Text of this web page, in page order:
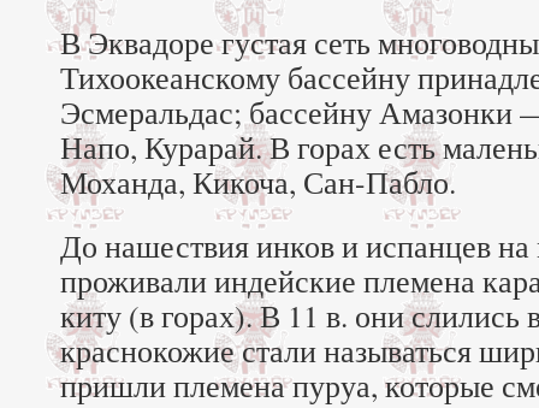
В Эквадоре густая сеть
Тихоокеанскому бассейну
Эсмеральдас; бассейну Амазонки
Напо, Курарай. В горах есть
Моханда, Кикоча, Сан-Пабло.
До нашествия инков и испанцев
проживали индейские племена
киту (в горах). В 11 в. они слились
краснокожие стали называться
пришли племена пуруа, которые